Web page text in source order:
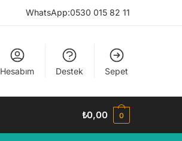
WhatsApp:0530 015 82 11
Hesabım Destek Sepet
₺0,00 0